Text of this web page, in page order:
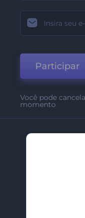
Participar
Você pode
momento